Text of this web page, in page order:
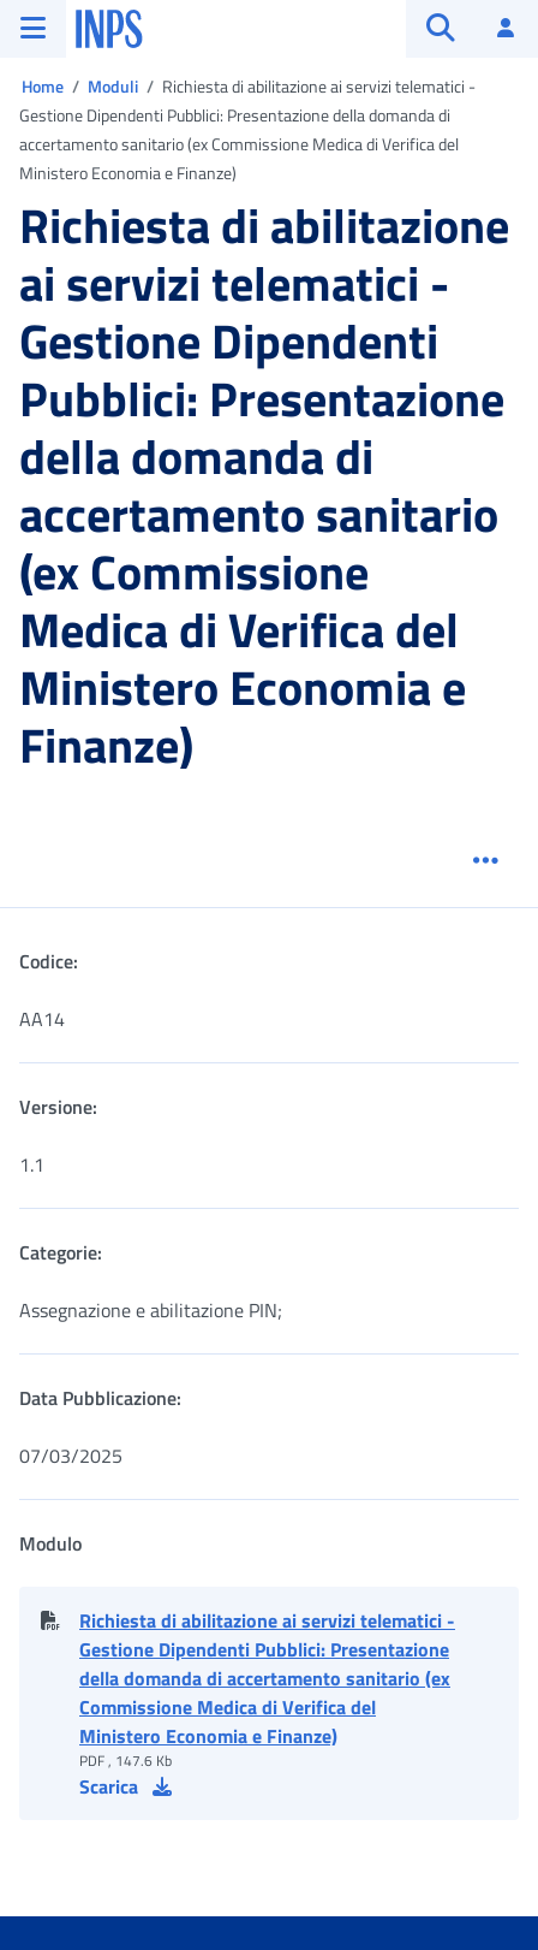
Vai al menu principale
Vai al contenuto principale
Vai al pie' di pagina
INPS ()
Home Moduli
Richiesta di abilitazione ai servizi telematici -
Gestione Dipendenti Pubblici: Presentazione della domanda di
accertamento sanitario (ex Commissione Medica di Verifica del
Ministero Economia e Finanze)
Richiesta di abilitazione
ai servizi telematici -
Gestione Dipendenti
Pubblici: Presentazione
della domanda di
accertamento sanitario
(ex Commissione
Medica di Verifica del
Ministero Economia e
Finanze)
Codice:
AA14
Versione:
1.1
Categorie:
Assegnazione e abilitazione PIN;
Data Pubblicazione:
07/03/2025
Modulo
Richiesta di abilitazione ai servizi telematici -
Gestione Dipendenti Pubblici: Presentazione
della domanda di accertamento sanitario (ex
Commissione Medica di Verifica del
Ministero Economia e Finanze)
PDF , 147.6 Kb
Scarica